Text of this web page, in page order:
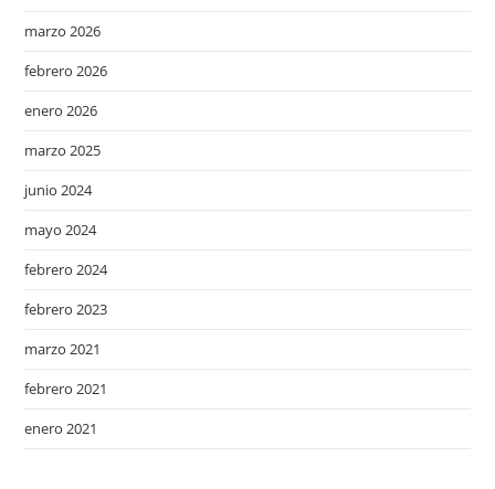
marzo 2026
febrero 2026
enero 2026
marzo 2025
junio 2024
mayo 2024
febrero 2024
febrero 2023
marzo 2021
febrero 2021
enero 2021